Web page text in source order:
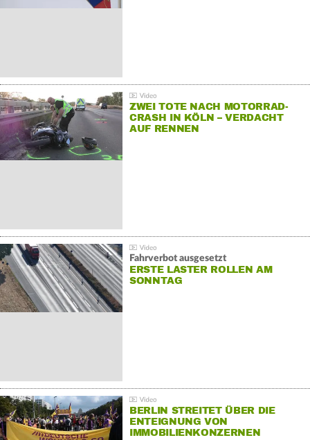
ZWEI TOTE NACH MOTORRAD-
CRASH IN KÖLN – VERDACHT
AUF RENNEN
Fahrverbot ausgesetzt
ERSTE LASTER ROLLEN AM
SONNTAG
BERLIN STREITET ÜBER DIE
ENTEIGNUNG VON
IMMOBILIENKONZERNEN